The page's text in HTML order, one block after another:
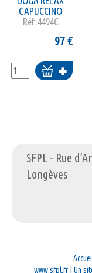
CAPUCCINO
Réf. 4494C
97€
Ajouter
au
SFPL - Rue
Longèves
www.sfpl.fr| Un